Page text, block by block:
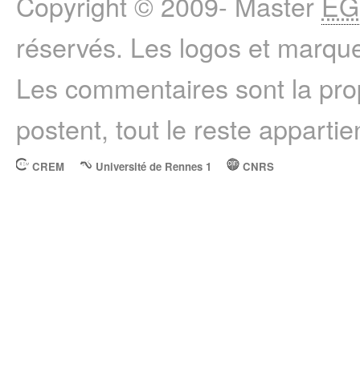
réservés. Les logos et
Les commentaires sont la
postent, tout le reste
CREM Université de Rennes 1 CNRS